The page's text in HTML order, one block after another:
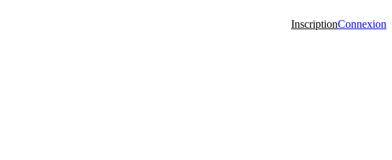
InscriptionConnexion